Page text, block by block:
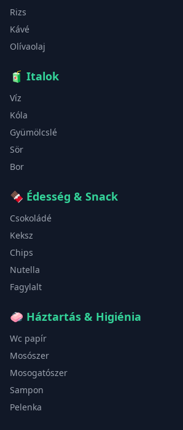
Rizs
Kávé
Olívaolaj
🧃 Italok
Víz
Kóla
Gyümölcslé
Sör
Bor
🍫 Édesség & Snack
Csokoládé
Keksz
Chips
Nutella
Fagylalt
🧼 Háztartás & Higiénia
Wc papír
Mosószer
Mosogatószer
Sampon
Pelenka